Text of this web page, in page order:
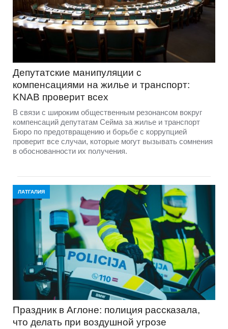
Депутатские манипуляции с
компенсациями на жилье и транспорт:
KNAB проверит всех
В связи с широким общественным резонансом вокруг
компенсаций депутатам Сейма за жилье и транспорт
Бюро по предотвращению и борьбе с коррупцией
проверит все случаи, которые могут вызывать сомнения
в обоснованности их получения.
ЛАТГАЛИЯ
Праздник в Аглоне: полиция рассказала,
что делать при воздушной угрозе